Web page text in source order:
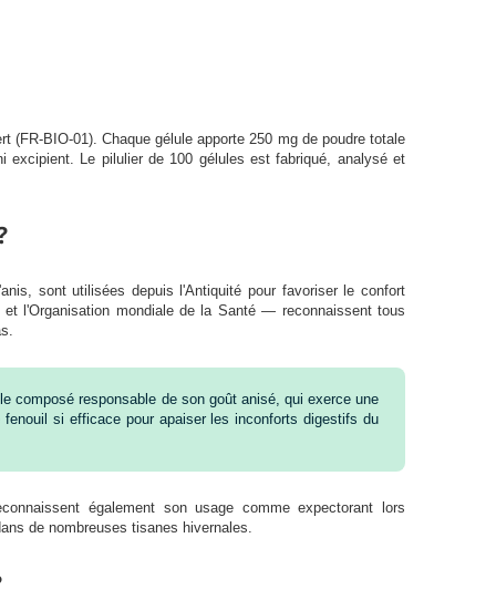
(FR-BIO-01). Chaque gélule apporte 250 mg de poudre totale
Le pilulier de 100 gélules est fabriqué, analysé et
sont utilisées depuis l'Antiquité pour favoriser le confort
l'Organisation mondiale de la Santé — reconnaissent tous
composé responsable de son goût anisé, qui exerce une
si efficace pour apaiser les inconforts digestifs du
également son usage comme expectorant lors
de nombreuses tisanes hivernales.